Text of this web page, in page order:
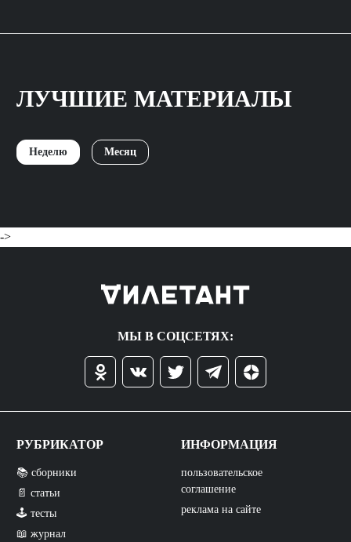
ЛУЧШИЕ МАТЕРИАЛЫ
Неделю Месяц
->
МЫ В СОЦСЕТЯХ:
РУБРИКАТОР
📚 сборники
📄 статьи
🕹️ тесты
📖 журнал
ИНФОРМАЦИЯ
пользовательское
соглашение
реклама на сайте